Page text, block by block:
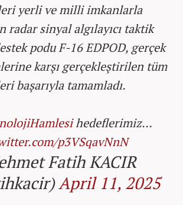
yerli ve milli imkanlarla
radar sinyal algılayıcı taktik
podu F-16 EDPOD, gerçek
karşı gerçekleştirilen tüm
başarıyla tamamladı.
hedeflerimiz…
p3VSqavNnN
Fatih KACIR
April 11, 2025